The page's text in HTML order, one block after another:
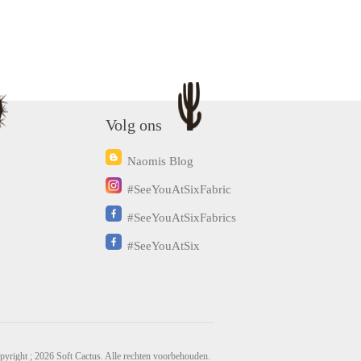
Volg ons
Naomis Blog
#SeeYouAtSixFabric
#SeeYouAtSixFabrics
#SeeYouAtSix
; 2026 Soft Cactus. Alle rechten voorbehouden.